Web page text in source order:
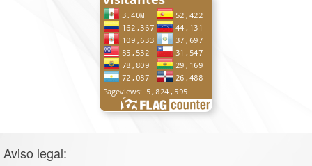
Aviso legal: